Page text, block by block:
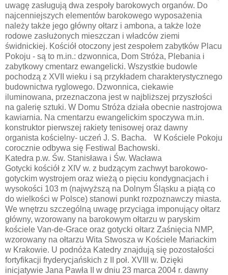
uwagę zasługują dwa zespoły barokowych organów. Do
najcenniejszych elementów barokowego wyposażenia
należy także jego główny ołtarz i ambona, a także loże
rodowe zasłużonych mieszczan i władców ziemi
świdnickiej. Kościół otoczony jest zespołem zabytków Placu
Pokoju - są to m.in.: dzwonnica, Dom Stróża, Plebania i
zabytkowy cmentarz ewangelicki. Wszystkie budowle
pochodzą z XVII wieku i są przykładem charakterystycznego
budownictwa ryglowego. Dzwonnica, ciekawie
iluminowana, przeznaczona jest w najbliższej przyszłości
na galerię sztuki. W Domu Stróża działa obecnie nastrojowa
kawiarnia. Na cmentarzu ewangelickim spoczywa m.in.
konstruktor pierwszej rakiety tenisowej oraz dawny
organista kościelny- uczeń J. S. Bacha. W Kościele Pokoju
corocznie odbywa się Festiwal Bachowski.
Katedra p.w. Św. Stanisława i Św. Wacława
Gotycki kościół z XIV w. z budzącym zachwyt barokowo-
gotyckim wystrojem oraz wieżą o pięciu kondygnacjach i
wysokości 103 m (najwyższą na Dolnym Śląsku a piątą co
do wielkości w Polsce) stanowi punkt rozpoznawczy miasta.
We wnętrzu szczególną uwagę przyciąga imponujący ołtarz
główny, wzorowany na barokowym ołtarzu w paryskim
kościele Van-de-Grace oraz gotycki ołtarz Zaśnięcia NMP,
wzorowany na ołtarzu Wita Stwosza w Kościele Mariackim
w Krakowie. U podnóża Katedry znajdują się pozostałości
fortyfikacji fryderycjańskich z II poł. XVIII w. Dzięki
inicjatywie Jana Pawła II w dniu 23 marca 2004 r. dawny